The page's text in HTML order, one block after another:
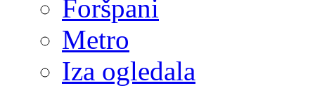
Foršpani
Metro
Iza ogledala